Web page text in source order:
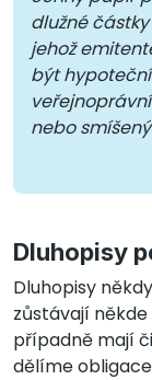
dlužné
jehož
být
nebo
Dluhopisy
Dluhopisy
zůstávají
případně mají
dělíme